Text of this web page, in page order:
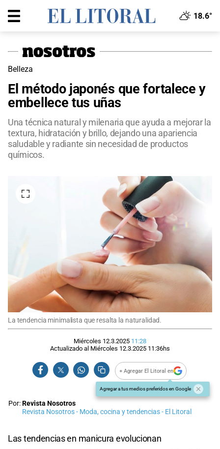
18.6°
Belleza
El método japonés que fortalece y
embellece tus uñas
Una técnica natural y milenaria que ayuda a mejorar la
textura, hidratación y brillo, dejando una apariencia
saludable y radiante sin necesidad de productos
químicos.
La tendencia minimalista que resalta la naturalidad.
Miércoles 12.3.2025 11:28
Actualizado al Miércoles 12.3.2025 11:36hs
+ Agregar El Litoral en
Agregar a tus medios preferidos en Google
Por:Revista Nosotros
Revista Nosotros - Moda, cocina y tendencias - El Litoral
Las tendencias en manicura evolucionan